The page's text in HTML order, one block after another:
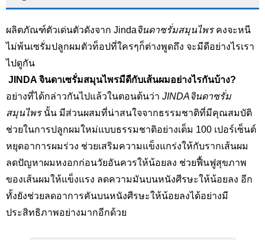
ผลิตภัณฑ์ตัวเด่นตัวดังจาก Jindaจินดาซรั่มสมุนไพร คงจะหนี
ไม่พ้นเซรั่มปลูกผมตัวท็อปที่ใครๆก็ต่างพูดถึง จะมีดีอย่างไรเรา
ไปดูกัน
JINDA จินดาเซรั่มสมุนไพรมีดีกับเส้นผมอย่างไรกันบ้าง?
อย่างที่ได้กล่าวกันไปแล้วในตอนต้นว่า JINDAจินดาซรั่ม
สมุนไพรนั้น มีส่วนผสมที่น่าสนใจจากธรรมชาติที่มีคุณสมบัติ
ช่วยในการปลูกผมใหม่แบบธรรมชาติอย่างเต็ม 100 เปอร์เซ็นต์
หยุดอาการผมร่วง ช่วยเสริมความแข็งแกร่งให้กับรากเส้นผม
ลดปัญหาผมหงอกก่อนวัยอันควรให้น้อยลง ช่วยฟื้นฟูสุขภาพ
ของเส้นผมให้แข็งแรง ลดความมันบนหนังศีรษะให้น้อยลง อีก
ทั้งยังช่วยลดอาการคันบนหนังศีรษะให้น้อยลงได้อย่างมี
ประสิทธิภาพอย่างมากอีกด้วย